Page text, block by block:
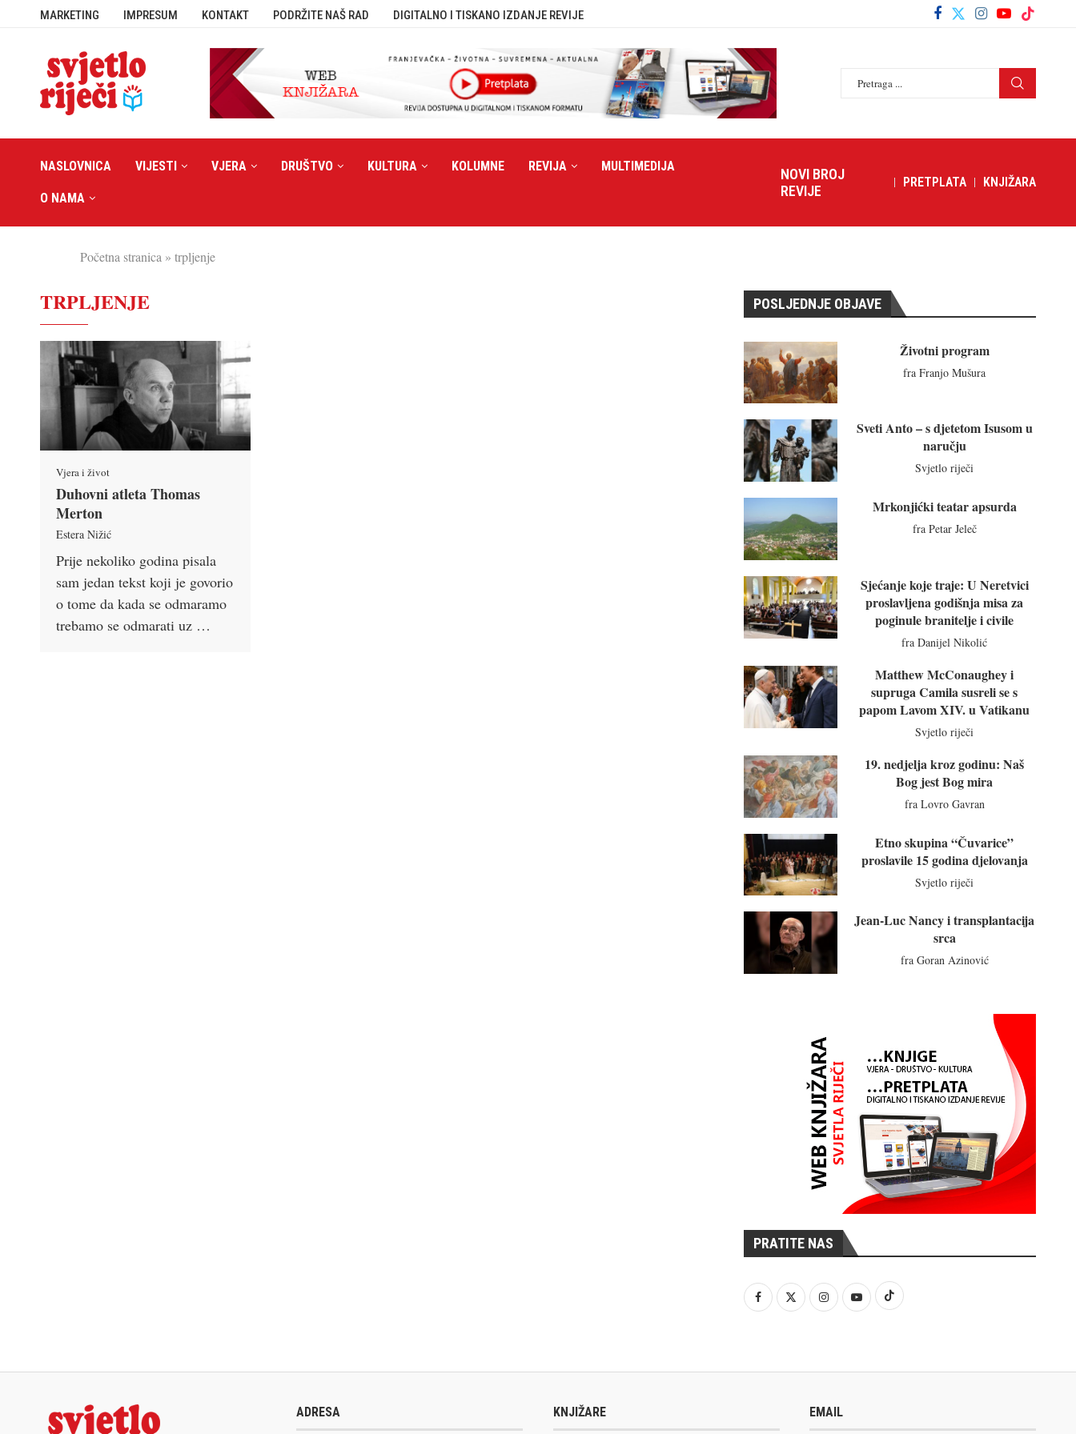
MARKETING IMPRESUM KONTAKT PODRŽITE NAŠ RAD DIGITALNO I TISKANO IZDANJE REVIJE
NASLOVNICA VIJESTI VJERA DRUŠTVO KULTURA KOLUMNE REVIJA MULTIMEDIJA
O NAMA
NOVI BROJ
REVIJE
PRETPLATA KNJIŽARA
Početna stranica » trpljenje
TRPLJENJE
Vjera i život
Duhovni atleta Thomas
Merton
Estera Nižić
Prije nekoliko godina pisala
sam jedan tekst koji je govorio
o tome da kada se odmaramo
trebamo se odmarati uz …
POSLJEDNJE OBJAVE
Životni program
fra Franjo Mušura
Sveti Anto – s djetetom Isusom u
naručju
Svjetlo riječi
Mrkonjićki teatar apsurda
fra Petar Jeleč
Sjećanje koje traje: U Neretvici
proslavljena godišnja misa za
poginule branitelje i civile
fra Danijel Nikolić
Matthew McConaughey i
supruga Camila susreli se s
papom Lavom XIV. u Vatikanu
Svjetlo riječi
19. nedjelja kroz godinu: Naš
Bog jest Bog mira
fra Lovro Gavran
Etno skupina “Čuvarice”
proslavile 15 godina djelovanja
Svjetlo riječi
Jean-Luc Nancy i transplantacija
srca
fra Goran Azinović
PRATITE NAS
ADRESA KNJIŽARE EMAIL